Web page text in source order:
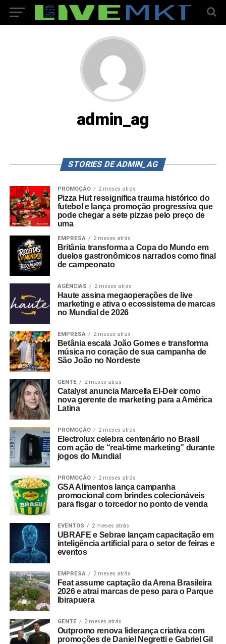
admin_ag
STORIES DE ADMIN_AG
PROMOÇÃO 2 meses atrás
Pizza Hut ressignifica trauma histórico do
futebol e lança promoção progressiva que
pode chegar a sete pizzas pelo preço de
uma
EMPRESA 2 meses atrás
Britânia transforma a Copa do Mundo em
duelos gastronômicos narrados como final
de campeonato
AGÊNCIAS 2 meses atrás
Haute assina megaoperações de live
marketing e ativa o ecossistema de marcas
no Mundial de 2026
EMPRESA 2 meses atrás
Betânia escala João Gomes e transforma
música no coração de sua campanha de
São João no Nordeste
GENTE 2 meses atrás
Catalyst anuncia Marcella El-Deir como
nova gerente de marketing para a América
Latina
PROMOÇÃO 2 meses atrás
Electrolux celebra centenário no Brasil
com ação de “real-time marketing” durante
jogos do Mundial
PROMOÇÃO 2 meses atrás
GSA Alimentos lança campanha
promocional com brindes colecionáveis
para fisgar o torcedor no ponto de venda
EVENTOS 2 meses atrás
UBRAFE e Sebrae lançam capacitação em
inteligência artificial para o setor de feiras e
eventos
EMPRESA 2 meses atrás
Feat assume captação da Arena Brasileira
2026 e atrai marcas de peso para o Parque
Ibirapuera
GENTE 2 meses atrás
Outpromo renova liderança criativa com
promoções de Daniel Negretti e Gabriel Gil